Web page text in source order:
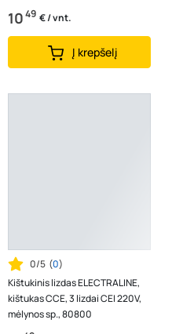
30 cm ilgio laidas, 1607
1049 € / vnt.
Į krepšelį
0/5 (0)
Kištukinis lizdas ELECTRALINE,
kištukas CCE, 3 lizdai CEI 220V,
mėlynos sp., 80800